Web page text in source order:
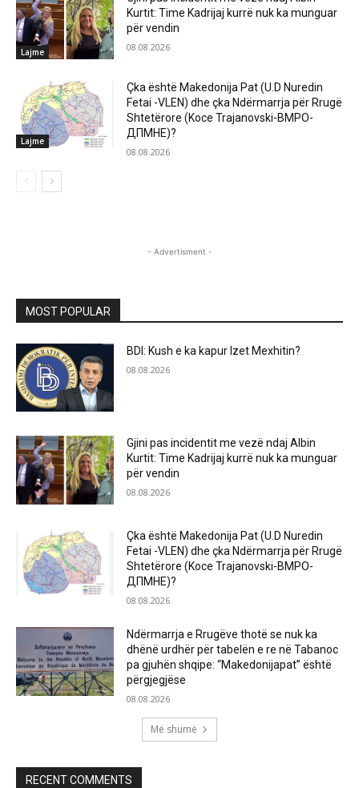
Lajme
Kurtit: Time Kadrijaj kurrë nuk ka munguar
për vendin
08.08.2026
Lajme
Çka është Makedonija Pat (U.D Nuredin
Fetai -VLEN) dhe çka Ndërmarrja për Rrugë
Shtetërore (Koce Trajanovski-ВМРО-
ДПМНЕ)?
08.08.2026
- Advertisment -
MOST POPULAR
BDI: Kush e ka kapur Izet Mexhitin?
08.08.2026
Gjini pas incidentit me vezë ndaj Albin
Kurtit: Time Kadrijaj kurrë nuk ka munguar
për vendin
08.08.2026
Çka është Makedonija Pat (U.D Nuredin
Fetai -VLEN) dhe çka Ndërmarrja për Rrugë
Shtetërore (Koce Trajanovski-ВМРО-
ДПМНЕ)?
08.08.2026
Ndërmarrja e Rrugëve thotë se nuk ka
dhënë urdhër për tabelën e re në Tabanoc
pa gjuhën shqipe: “Makedonijapat” është
përgjegjëse
08.08.2026
Më shumë
RECENT COMMENTS